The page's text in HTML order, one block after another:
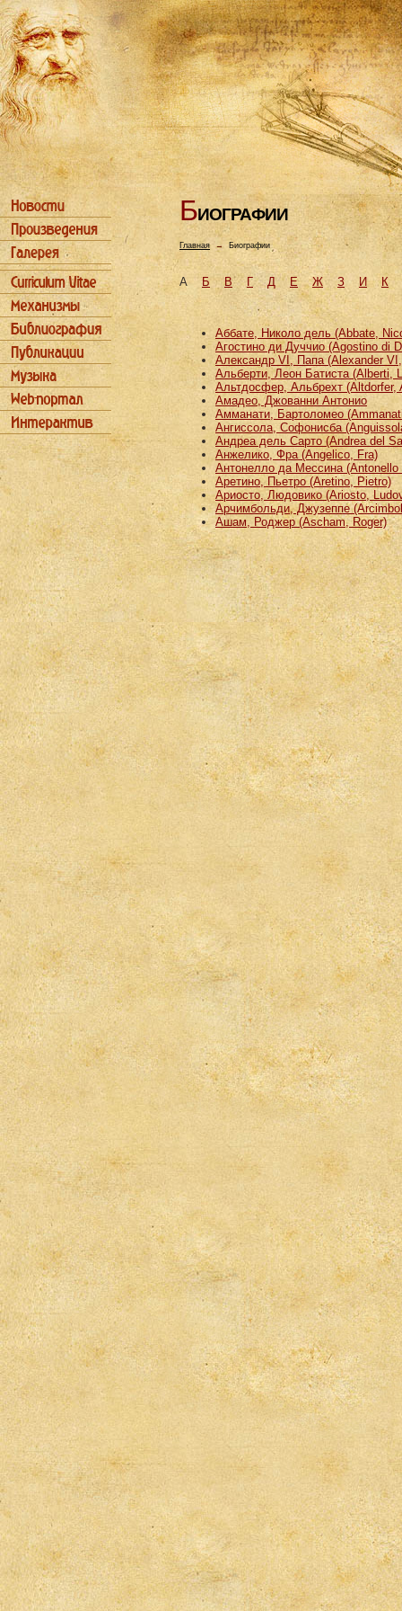
БИОГРАФИИ
Главная→ Биографии
АБ В Г Д Е Ж З И К
Аббате, Николо дель (Abbate,
Агостино ди Дуччио (Agostino di
Александр VI, Папа (Alexander
Альберти, Леон Батиста (Alberti,
Альтдосфер, Альбрехт (Altdorfer,
Амадео, Джованни Антонио
Амманати, Бартоломео
Ангиссола, Софонисба
Андреа дель Сарто (Andrea del
Анжелико, Фра (Angelico, Fra)
Антонелло да Мессина (Antonello
Аретино, Пьетро (Aretino, Pietro)
Ариосто, Людовико (Ariosto,
Арчимбольди, Джузеппе
Ашам, Роджер (Ascham, Roger)